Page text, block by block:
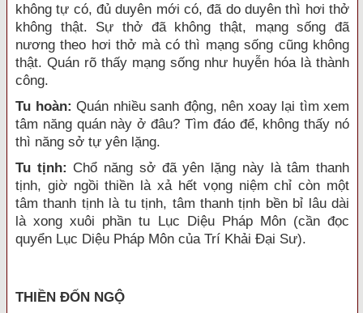
không tự có, đủ duyên mới có, đã do duyên thì hơi thở
không thật. Sự thở đã không thật, mạng sống đã
nương theo hơi thở mà có thì mạng sống cũng không
thật. Quán rõ thấy mạng sống như huyễn hóa là thành
công.
Tu hoàn: Quán nhiều sanh động, nên xoay lại tìm xem
tâm năng quán này ở đâu? Tìm đáo để, không thấy nó
thì năng sở tự yên lặng.
Tu tịnh: Chổ năng sở đã yên lặng này là tâm thanh
tịnh, giờ ngồi thiền là xả hết vọng niệm chỉ còn một
tâm thanh tịnh là tu tịnh, tâm thanh tịnh bền bỉ lâu dài
là xong xuôi phần tu Lục Diệu Pháp Môn (cần đọc
quyển Lục Diệu Pháp Môn của Trí Khải Ðại Sư).
THIỀN ÐỐN NGỘ